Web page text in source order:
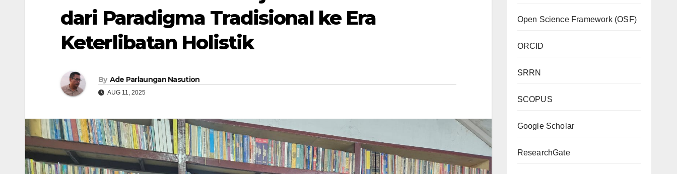
dari Paradigma Tradisional ke Era
Keterlibatan Holistik
By Ade Parlaungan Nasution
AUG 11, 2025
Open Science Framework (OSF)
ORCID
SRRN
SCOPUS
Google Scholar
ResearchGate